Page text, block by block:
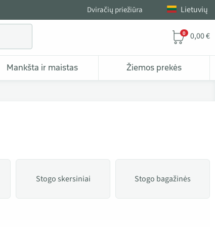
Dviračių priežiūra Lietuvių
0 0,00 €
Mankšta ir maistas Žiemos prekės
Stogo skersiniai Stogo bagažinės